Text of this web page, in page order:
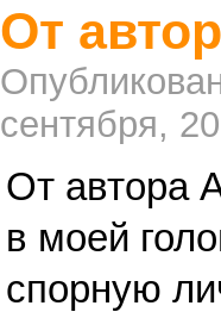
От
сентября,
От автора
в моей
спорную